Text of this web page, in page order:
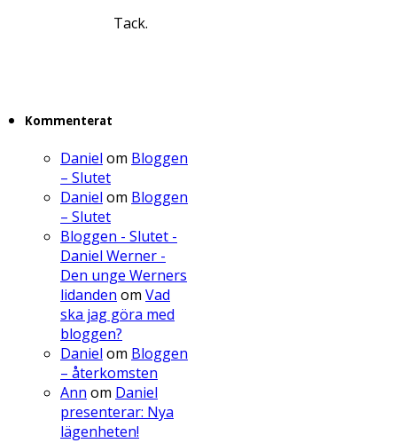
Tack.
Kommenterat
Daniel om Bloggen
– Slutet
Daniel om Bloggen
– Slutet
Bloggen - Slutet -
Daniel Werner -
Den unge Werners
lidanden om Vad
ska jag göra med
bloggen?
Daniel om Bloggen
– återkomsten
Ann om Daniel
presenterar: Nya
lägenheten!